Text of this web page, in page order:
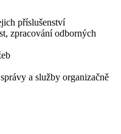
příslušenství
zpracování odborných
a služby organizačně